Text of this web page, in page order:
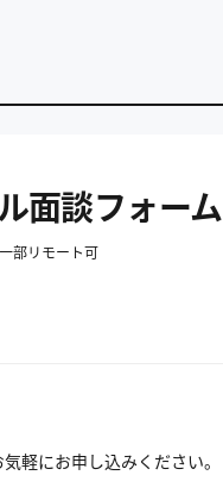
面談フォーム
一部リモート可
軽にお申し込みください。